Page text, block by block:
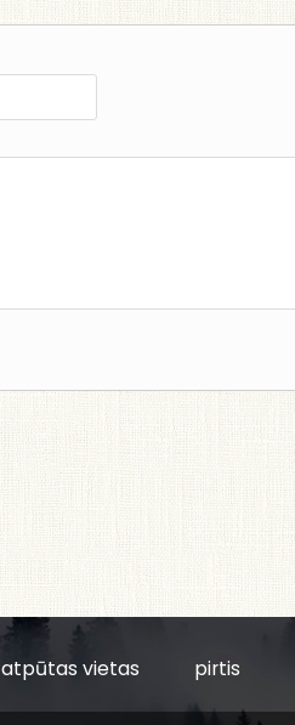
atpūtas vietas pirtis